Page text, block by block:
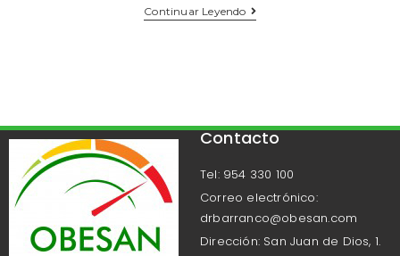
Continuar Leyendo
Contacto
Tel: 954 330 100
Correo electrónico:
drbarranco@obesan.com
Dirección: San Juan de Dios, 1.